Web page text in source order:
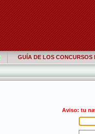
GUÍA DE LOS CONCURSOS
Aviso: tu